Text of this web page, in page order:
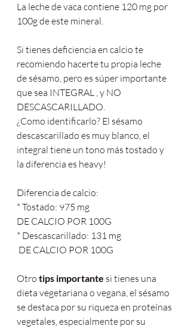
La leche de vaca contiene 120 mg por
100g de este mineral.
Si tienes deficiencia en calcio te
recomiendo hacerte tu propia leche
de sésamo, pero es súper importante
que sea INTEGRAL , y NO
DESCASCARILLADO.
¿Como identificarlo? El sésamo
descascarillado es muy blanco, el
integral tiene un tono más tostado y
la diferencia es heavy!
Diferencia de calcio:
* Tostado: 975 mg
DE CALCIO POR 100G
* Descascarillado: 131 mg
DE CALCIO POR 100G
Otro tips importante si tienes una
dieta vegetariana o vegana, el sésamo
se destaca por su riqueza en proteínas
vegetales, especialmente por su